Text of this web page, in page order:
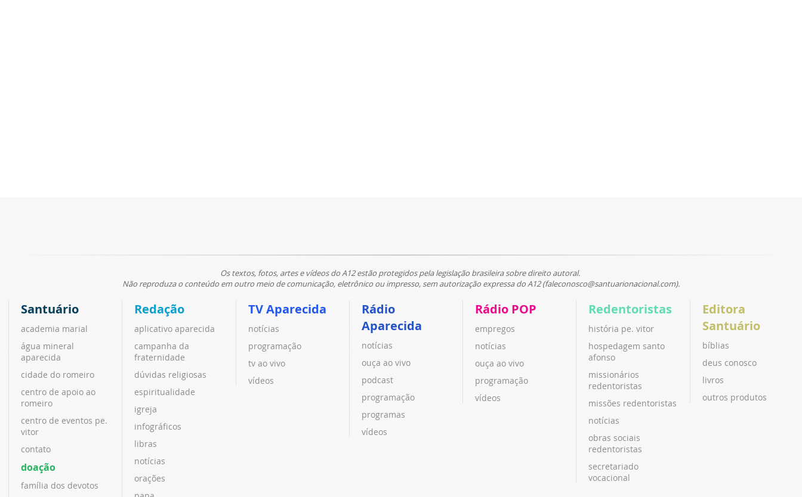
Os textos, fotos, artes e vídeos do A12 estão protegidos pela legislação brasileira sobre direito autoral.
Não reproduza o conteúdo em outro meio de comunicação, eletrônico ou impresso, sem autorização expressa do A12 (faleconosco@santuarionacional.com).
Santuário
academia marial
água mineral
aparecida
cidade do romeiro
centro de apoio ao
romeiro
centro de eventos pe.
vitor
contato
doação
família dos devotos
Redação
aplicativo aparecida
campanha da
fraternidade
dúvidas religiosas
espiritualidade
igreja
infográficos
libras
notícias
orações
TV Aparecida
notícias
programação
tv ao vivo
vídeos
Rádio
Aparecida
notícias
ouça ao vivo
podcast
programação
programas
vídeos
Rádio POP
empregos
notícias
ouça ao vivo
programação
vídeos
Redentoristas
história pe. vitor
hospedagem santo
afonso
missionários
redentoristas
missões redentoristas
notícias
obras sociais
redentoristas
secretariado
vocacional
Editora
Santuário
bíblias
deus conosco
livros
outros produtos